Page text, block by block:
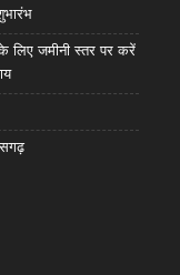
लिए जमीनी स्तर पर करें